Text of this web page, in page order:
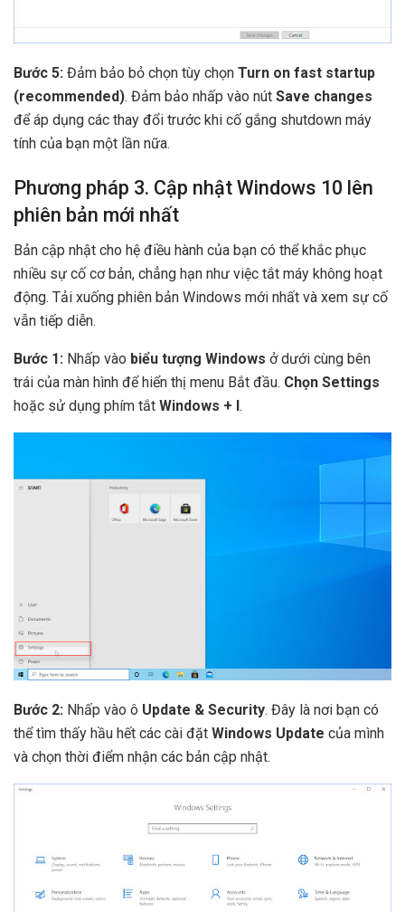
Bước 5: Đảm bảo bỏ chọn tùy chọn Turn on fast startup
(recommended). Đảm bảo nhấp vào nút Save changes
để áp dụng các thay đổi trước khi cố gắng shutdown máy
tính của bạn một lần nữa.
Phương pháp 3. Cập nhật Windows 10 lên
phiên bản mới nhất
Bản cập nhật cho hệ điều hành của bạn có thể khắc phục
nhiều sự cố cơ bản, chẳng hạn như việc tắt máy không hoạt
động. Tải xuống phiên bản Windows mới nhất và xem sự cố
vẫn tiếp diễn.
Bước 1: Nhấp vào biểu tượng Windows ở dưới cùng bên
trái của màn hình để hiển thị menu Bắt đầu. Chọn Settings
hoặc sử dụng phím tắt Windows + I.
Bước 2: Nhấp vào ô Update & Security. Đây là nơi bạn có
thể tìm thấy hầu hết các cài đặt Windows Update của mình
và chọn thời điểm nhận các bản cập nhật.